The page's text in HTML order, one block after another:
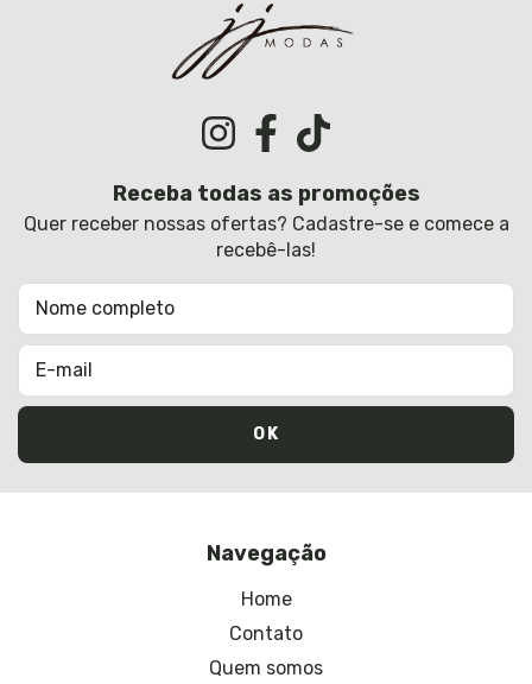
Receba todas as promoções
Quer receber nossas ofertas? Cadastre-se e comece a
recebê-las!
Navegação
Home
Contato
Quem somos